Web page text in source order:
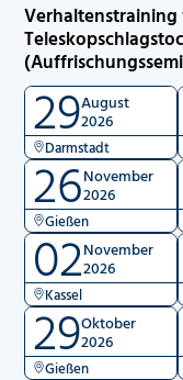
Verhaltenstraining
29August
2026
Darmstadt
26November
2026
Gießen
02November
2026
Kassel
29Oktober
2026
Gießen